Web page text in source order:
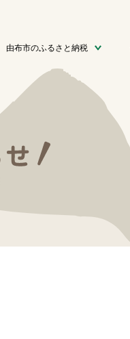
由布市のふるさと納税